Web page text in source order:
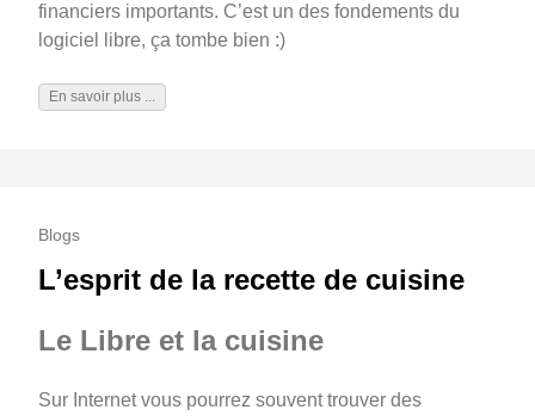
financiers importants. C’est un des fondements du
logiciel libre, ça tombe bien :)
En savoir plus ...
Blogs
L’esprit de la recette de cuisine
Le Libre et la cuisine
Sur Internet vous pourrez souvent trouver des